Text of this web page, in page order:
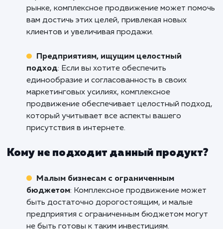
Свяжитесь с нами уже сегодня, чтобы
как мы можем помочь вашему бизнесу
новых высот в интернет-пространстве.
Кому подходит данный продукт?
Крупным компаниям: Комплексное
продвижение включает в себя несколько
стратегий и каналов, поэтому оно идеально
увеличить свою видимость в интернете.
Компаниям, стремящимся к росту
стремитесь увеличить долю своего бизнеса
рынке, комплексное продвижение может
вам достичь этих целей, привлекая новых